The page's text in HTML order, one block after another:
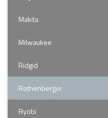
Makita
Milwaukee
Ridgid
Rothenberger
Ryobi